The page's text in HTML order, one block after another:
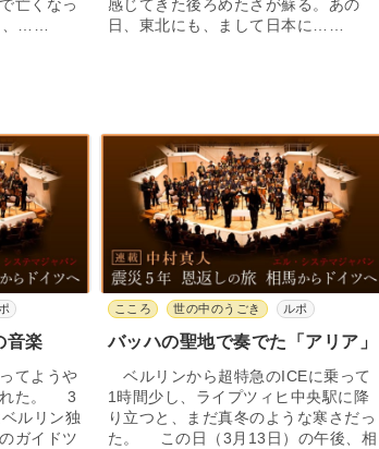
亡くなっ
、……
感じてきた後ろめたさが蘇る。あの
日、東北にも、まして日本に……
音楽
てようや
れた。 3
ルリン独
ガイドツ
こころ 世の中のうごき ルポ
バッハの聖地で奏でた「アリア」
ベルリンから超特急のICEに乗って
1時間少し、ライプツィヒ中央駅に降
り立つと、まだ真冬のような寒さだっ
た。 この日（3月13日）の午後、相